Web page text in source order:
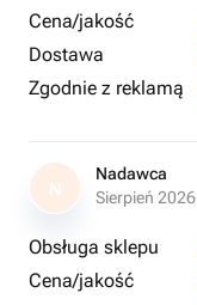
Cena/jakość
Dostawa
Zgodnie z reklamą
N
Nadawca
Sierpień 2026
Obsługa sklepu
Cena/jakość